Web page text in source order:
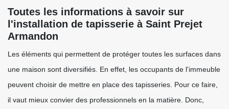
Toutes les informations à savoir sur
l'installation de tapisserie à Saint Prejet
Armandon
Les éléments qui permettent de protéger toutes les surfaces dans
une maison sont diversifiés. En effet, les occupants de l'immeuble
peuvent choisir de mettre en place des tapisseries. Pour ce faire,
il vaut mieux convier des professionnels en la matière. Donc,